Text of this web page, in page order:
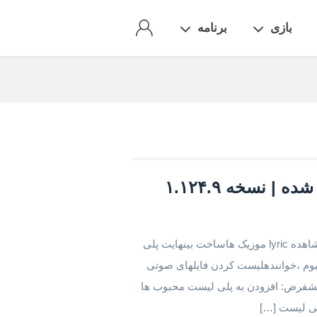
بازی برنامه
قابلیت های اصلی این برنامه: دانلود یکباره، ویرایش و مشاهده lyric موزیک هاساخت بینهایت پلی
،خوانندهلیست کردن فایلهای صوتی
پیشفرض: افزودن به پلی لیست محبوب ها
لیست […]